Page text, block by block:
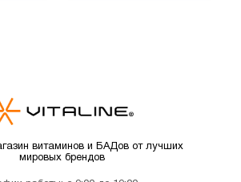
витаминов и БАДов от лучших
мировых брендов